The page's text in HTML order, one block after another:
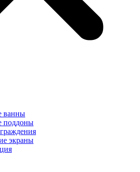
ванны
поддоны
экраны